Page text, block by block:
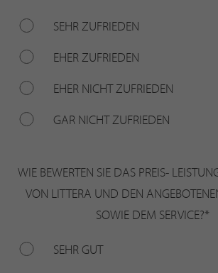
SEHR ZUFRIEDEN
EHER ZUFRIEDEN
EHER NICHT ZUFRIEDEN
GAR NICHT ZUFRIEDEN
WIE BEWERTEN SIE DAS PREIS-
VON LITTERA UND DEN
SOWIE DEM SERVICE?*
SEHR GUT